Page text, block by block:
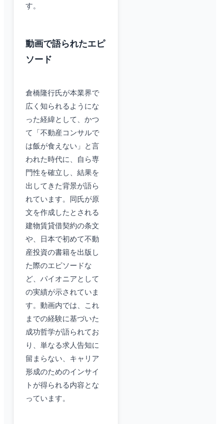
す。
動画で語られたエピ
ソード
倉橋隆行氏が本業界で
広く知られるようにな
った経緯として、かつ
て「不動産コンサルで
は飯が食えない」と言
われた時代に、自ら専
門性を確立し、結果を
出してきた背景が語ら
れています。同氏が原
文を作成したとされる
建物賃貸借契約の条文
や、日本で初めて不動
産投資の書籍を出版し
た際のエピソードな
ど、パイオニアとして
の実績が示されていま
す。動画内では、これ
までの経験に基づいた
成功哲学が語られてお
り、単なる求人告知に
留まらない、キャリア
形成のためのインサイ
トが得られる内容とな
っています。